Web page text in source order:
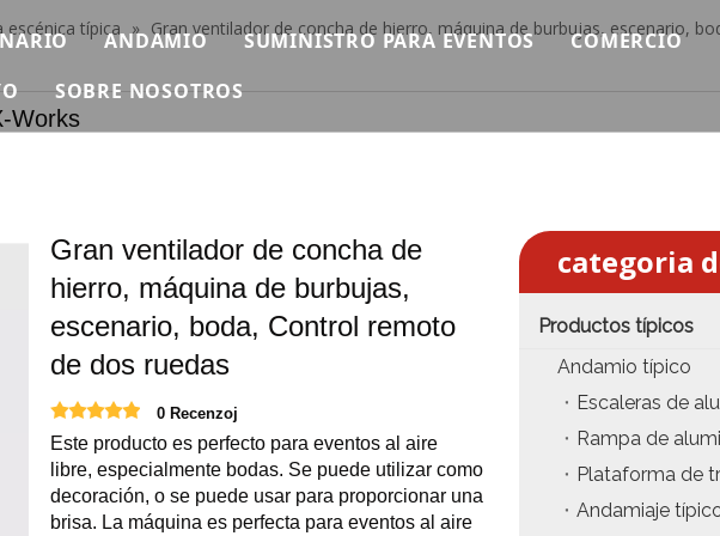
modular
Escenario de hierro
Escenario cuadrado
Escenario de pista
Escenario al aire libre
Productos de escenario relevantes
ANDAMIO
Andamio individual
Andamio Doble Con Escalera Subida
Andamio doble con escalera de mano
Andamio doble con escalera de 45 grados.
Escaleras de aluminio
Plataforma de trabajo de aluminio
SUMINISTRO PARA EVENTOS
VUELO
Carpa para eventos
Suministros para eventos
Necesidades de eventos de fiesta
COMERCIO
Precio del
Precio de
Precio de
Precio del
Precio de
SOBRE NOSOTROS
Exposición
Noticias
Contáctenos
escénica típica » Gran ventilador de concha de hierro, máquina de burbujas, escenario,
Gran ventilador de concha de
hierro, máquina de burbujas,
escenario, boda, Control remoto
de dos ruedas
0 Recenzoj
Este producto es perfecto para eventos al aire
libre, especialmente bodas. Se puede utilizar como
decoración, o se puede usar para proporcionar una
brisa. La máquina es perfecta para eventos al aire
categoria
Productos típicos
Andamio típico
Escaleras de
Rampa de
Plataforma de
Andamiaje